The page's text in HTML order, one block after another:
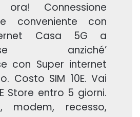
ora! Connessione
conveniente con
Casa 5G a
anziché’
con Super internet
Costo SIM 10E. Vai
Store entro 5 giorni.
modem, recesso,